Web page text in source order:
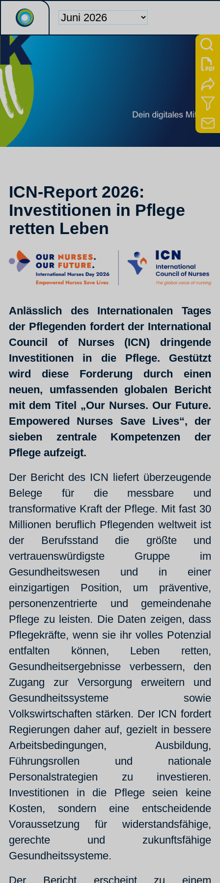
ICN-Report 2026:
Investitionen in Pflege
retten Leben
Anlässlich des Internationalen Tages
der Pflegenden fordert der International
Council of Nurses (ICN) dringende
Investitionen in die Pflege. Gestützt
wird diese Forderung durch einen
neuen, umfassenden globalen Bericht
mit dem Titel „Our Nurses. Our Future.
Empowered Nurses Save Lives“, der
sieben zentrale Kompetenzen der
Pflege aufzeigt.
Der Bericht des ICN liefert überzeugende
Belege für die messbare und
transformative Kraft der Pflege. Mit fast 30
Millionen beruflich Pflegenden weltweit ist
der Berufsstand die größte und
vertrauenswürdigste Gruppe im
Gesundheitswesen und in einer
einzigartigen Position, um präventive,
personenzentrierte und gemeindenahe
Pflege zu leisten. Die Daten zeigen, dass
Pflegekräfte, wenn sie ihr volles Potenzial
entfalten können, Leben retten,
Gesundheitsergebnisse verbessern, den
Zugang zur Versorgung erweitern und
Gesundheitssysteme sowie
Volkswirtschaften stärken. Der ICN fordert
Regierungen daher auf, gezielt in bessere
Arbeitsbedingungen, Ausbildung,
Führungsrollen und nationale
Personalstrategien zu investieren.
Investitionen in die Pflege seien keine
Kosten, sondern eine entscheidende
Voraussetzung für widerstandsfähige,
gerechte und zukunftsfähige
Gesundheitssysteme.
Der Bericht erscheint zu einem